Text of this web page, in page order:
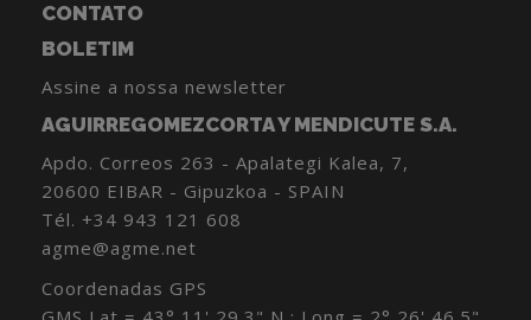
CONTATO
BOLETIM
Assine a nossa newsletter
AGUIRREGOMEZCORTA Y MENDICUTE S.A.
Apdo. Correos 263 - Apalategi Kalea, 7,
20600 EIBAR - Gipuzkoa - SPAIN
Tél. +34 943 121 608
agme@agme.net
Coordenadas GPS